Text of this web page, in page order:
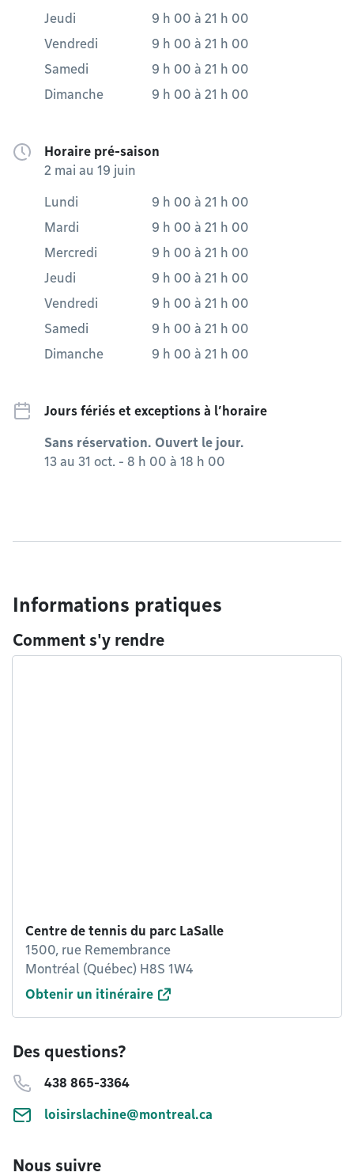
Jeudi
9 h 00 à 21 h 00
Vendredi
9 h 00 à 21 h 00
Samedi
9 h 00 à 21 h 00
Dimanche
9 h 00 à 21 h 00
Horaire pré-saison
2 mai au 19 juin
Lundi 9 h 00 à 21 h 00
Mardi
9 h 00 à 21 h 00
Mercredi
9 h 00 à 21 h 00
Jeudi
9 h 00 à 21 h 00
Vendredi
9 h 00 à 21 h 00
Samedi
9 h 00 à 21 h 00
Dimanche
9 h 00 à 21 h 00
Jours fériés et exceptions à l’horaire
Sans réservation. Ouvert le jour.
13 au 31 oct. - 8 h 00 à 18 h 00
Informations pratiques
Comment s'y rendre
Centre de tennis du parc LaSalle
1500, rue Remembrance
Montréal (Québec) H8S 1W4
Obtenir un itinéraire
Des questions?
438 865-3364
loisirslachine@montreal.ca
Nous suivre